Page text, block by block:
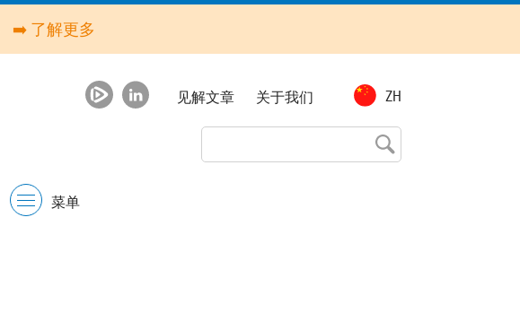
➡️ 了解更多
ZH
Top
见解文章 关于我们
Menu
菜单